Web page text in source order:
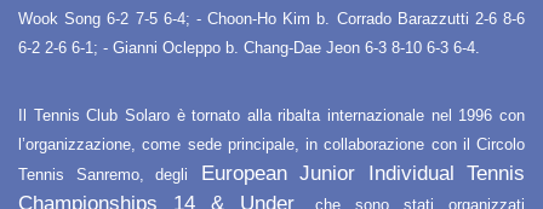
Wook Song 6-2 7-5 6-4; - Choon-Ho Kim b. Corrado Barazzutti 2-6 8-6
6-2 2-6 6-1; - Gianni Ocleppo b. Chang-Dae Jeon 6-3 8-10 6-3 6-4.
Il Tennis Club Solaro è tornato alla ribalta internazionale nel 1996 con
l’organizzazione, come sede principale, in collaborazione con il Circolo
Tennis Sanremo, degli
European Junior Individual Tennis
Championships 14 & Under , che sono stati organizzati